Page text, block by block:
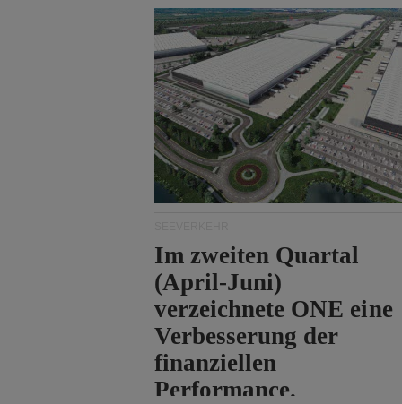
von Hormuz.
Im zweiten Quartal
(April-Juni)
verzeichnete ONE eine
Verbesserung der
finanziellen
Performance.